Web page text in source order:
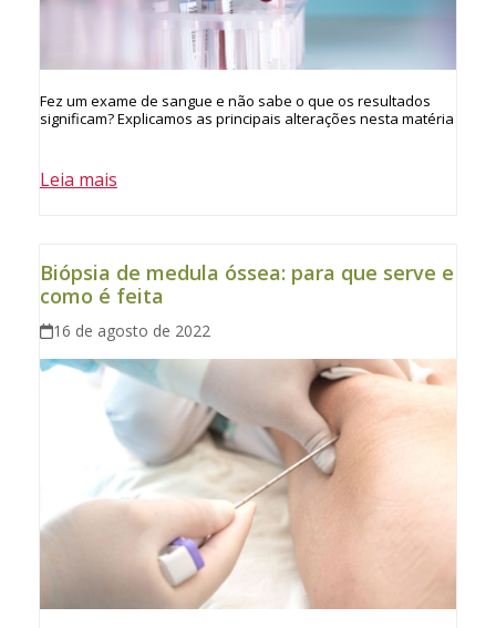
Fez um exame de sangue e não sabe o que os resultados
significam? Explicamos as principais alterações nesta matéria
Leia mais
Biópsia de medula óssea: para que serve e
como é feita
16 de agosto de 2022